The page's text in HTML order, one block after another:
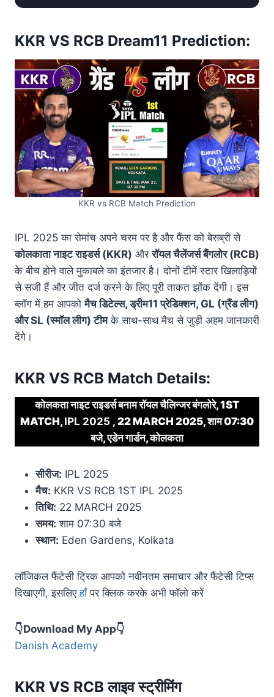
KKR VS RCB Dream11 Prediction:
KKR vs RCB Match Prediction
IPL 2025 का रोमांच अपने चरम पर है और फैंस को बेसब्री से
कोलकाता नाइट राइडर्स (KKR) औररॉयल चैलेंजर्स बैंगलोर (RCB)
के बीच होने वाले मुकाबले का इंतजार है। दोनों टीमें स्टार खिलाड़ियों
से सजी हैं और जीत दर्ज करने के लिए पूरी ताकत झोंक देंगी। इस
ब्लॉग में हम आपकोमैच डिटेल्स, ड्रीम11 प्रेडिक्शन, GL (ग्रैंड लीग)
और SL (स्मॉल लीग) टीमके साथ-साथ मैच से जुड़ी अहम जानकारी
देंगे।
KKR VS RCB Match Details:
कोलकता नाइट राइडर्स बनाम रॉयल चैलिन्जर बंगलोरे, 1ST
MATCH, IPL 2025 , 22 MARCH 2025, शाम 07:30
बजे, एडेन गार्डन, कोलकता
सीरीज: IPL 2025
मैच: KKR VS RCB 1ST IPL 2025
तिथि: 22 MARCH 2025
समय: शाम 07:30 बजे
स्थान: Eden Gardens, Kolkata
लॉजिकल फैंटेसी ट्रिक आपको नवीनतम समाचार और फैंटेसी टिप्स
दिखाएगी, इसलिएहाँपर क्लिक करके अभी फॉलो करें
👇Download My App👇
Danish Academy
KKR VS RCB लाइव स्ट्रीमिंग